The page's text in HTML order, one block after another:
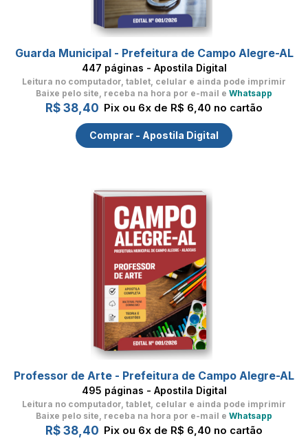
Guarda Municipal - Prefeitura de Campo Alegre-AL
447 páginas - Apostila Digital
Leitura no computador, tablet, celular e ainda pode imprimir
Baixe pelo site, receba na hora por e-mail e Whatsapp
R$ 38,40 Pix ou 6x de R$ 6,40 no cartão
Comprar - Apostila Digital
Professor de Arte - Prefeitura de Campo Alegre-AL
495 páginas - Apostila Digital
Leitura no computador, tablet, celular e ainda pode imprimir
Baixe pelo site, receba na hora por e-mail e Whatsapp
R$ 38,40 Pix ou 6x de R$ 6,40 no cartão